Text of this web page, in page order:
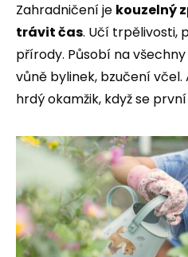
Zahradničení je kouzelný
trávit čas. Učí trpělivosti,
přírody. Působí na
vůně bylinek, bzučení včel.
hrdý okamžik, když se